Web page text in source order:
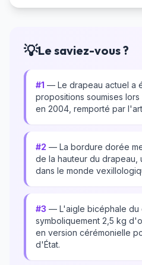
💡Le saviez-vous ?
#1 — Le drapeau actuel a
propositions soumises
en 2004, remporté par
#2 — La bordure dorée
de la hauteur du drapeau,
dans le monde
#3 — L'aigle bicéphale du
symboliquement 2,5 kg
en version cérémonielle
d'État.